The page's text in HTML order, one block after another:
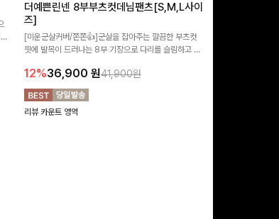
더예쁜린넨 8부부츠컷데님팬츠[S,M,L사이
즈]
[미운군살커버/쫀쫀👍]군살을 잡아주는 깔끔한 부츠컷
핏에 발목이 드러나는 8부 기장으로 다리를 슬림하고 길
요~!
12%36,900 원41,900원
리뷰 카운트 영역